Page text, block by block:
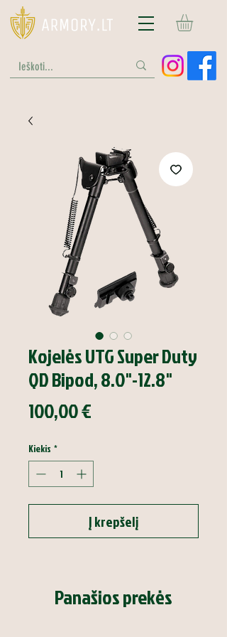
Kojelės UTG Super Duty
QD Bipod, 8.0"-12.8"
100,00 €Price
Kiekis *
Į krepšelį
Panašios prekės